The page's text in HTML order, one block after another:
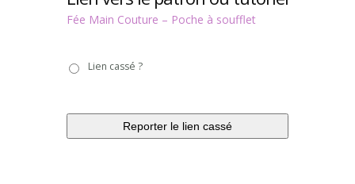
Fée Main Couture – Poche à soufflet
casséLien cassé ?